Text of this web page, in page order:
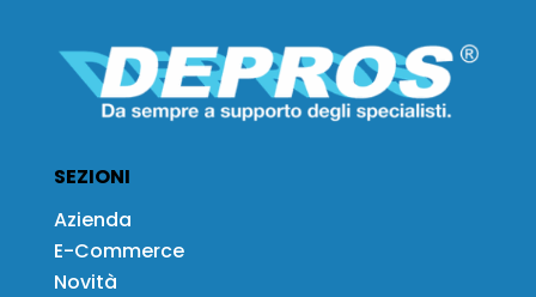
SEZIONI
Azienda
E-Commerce
Novità